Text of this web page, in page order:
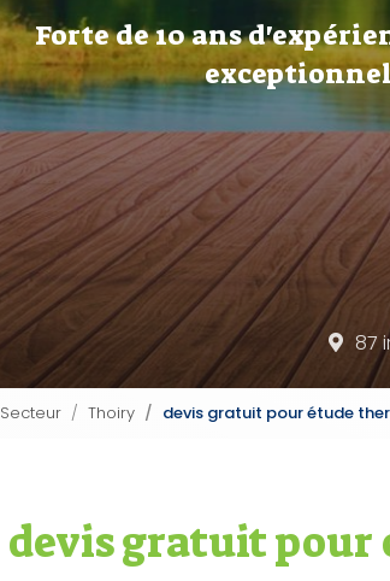
Forte de 10 ans
87
Secteur Thoiry devis gratuit pour étude
devis gratuit